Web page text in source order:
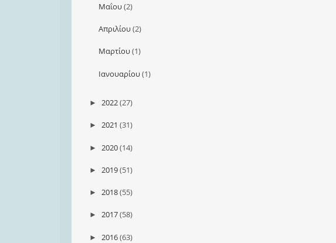
Μαΐου(2)
Απριλίου(2)
Μαρτίου(1)
Ιανουαρίου(1)
► 2022(27)
► 2021 (31)
► 2020(14)
► 2019(51)
► 2018(55)
► 2017(58)
► 2016(63)